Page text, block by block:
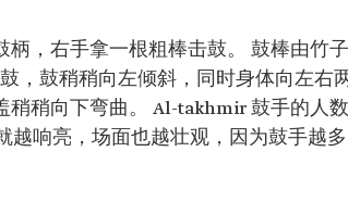
，右手拿一根粗棒击鼓。 鼓棒由竹子
，鼓稍稍向左倾斜，同时身体向左右
稍稍向下弯曲。 Al-takhmir 鼓手的人数
越响亮，场面也越壮观，因为鼓手越多